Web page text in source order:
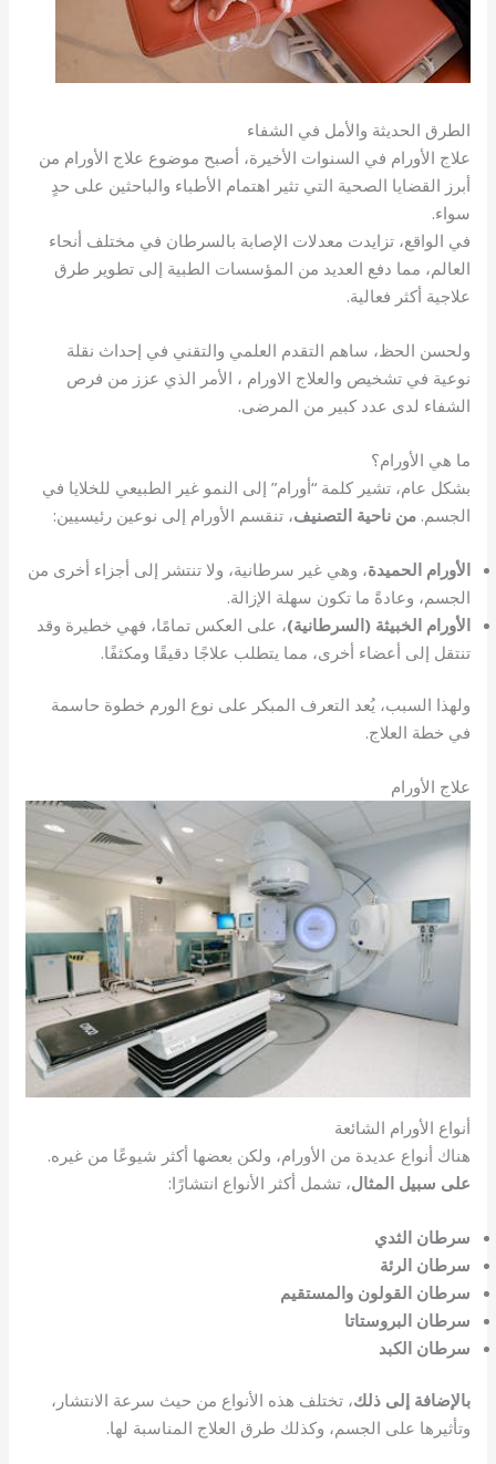
الطرق الحديثة والأمل في الشفاء
علاج الأورام في السنوات الأخيرة، أصبح موضوع علاج الأورام من
أبرز القضايا الصحية التي تثير اهتمام الأطباء والباحثين على حدٍ
سواء.
في الواقع، تزايدت معدلات الإصابة بالسرطان في مختلف أنحاء
العالم، مما دفع العديد من المؤسسات الطبية إلى تطوير طرق
علاجية أكثر فعالية.
ولحسن الحظ، ساهم التقدم العلمي والتقني في إحداث نقلة
نوعية في تشخيص والعلاج الاورام ، الأمر الذي عزز من فرص
الشفاء لدى عدد كبير من المرضى.
ما هي الأورام؟
بشكل عام، تشير كلمة “أورام” إلى النمو غير الطبيعي للخلايا في
الجسم.من ناحية التصنيف، تنقسم الأورام إلى نوعين رئيسيين:
الأورام الحميدة، وهي غير سرطانية، ولا تنتشر إلى أجزاء أخرى من
الجسم، وعادةً ما تكون سهلة الإزالة.
الأورام الخبيثة (السرطانية)، على العكس تمامًا، فهي خطيرة وقد
تنتقل إلى أعضاء أخرى، مما يتطلب علاجًا دقيقًا ومكثفًا.
ولهذا السبب، يُعد التعرف المبكر على نوع الورم خطوة حاسمة
في خطة العلاج.
علاج الأورام
أنواع الأورام الشائعة
هناك أنواع عديدة من الأورام، ولكن بعضها أكثر شيوعًا من غيره.
على سبيل المثال، تشمل أكثر الأنواع انتشارًا:
سرطان الثدي
سرطان الرئة
سرطان القولون والمستقيم
سرطان البروستاتا
سرطان الكبد
بالإضافة إلى ذلك، تختلف هذه الأنواع من حيث سرعة الانتشار،
وتأثيرها على الجسم، وكذلك طرق العلاج المناسبة لها.